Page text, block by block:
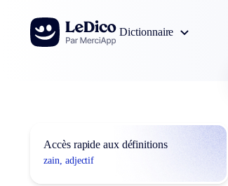
Aller au contenu
Dictionnaire
Accès rapide aux définitions
zain, adjectif